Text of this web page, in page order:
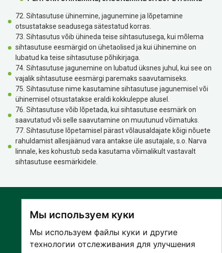
Мы используем куки
Мы используем файлы куки и другие
технологии отслеживания для улучшения
72. Sihtasutuse ühinemine, jagunemine ja lõpetamine
otsustatakse seadusega sätestatud korras.
73. Sihtasutus võib ühineda teise sihtasutusega, kui mõlema
sihtasutuse eesmärgid on ühetaolised ja kui ühinemine on
lubatud ka teise sihtasutuse põhikirjaga.
74. Sihtasutuse jagunemine on lubatud üksnes juhul, kui see on
vajalik sihtasutuse eesmärgi paremaks saavutamiseks.
75. Sihtasutuse nime kasutamine sihtasutuse jagunemisel või
ühinemisel otsustatakse eraldi kokkuleppe alusel.
76. Sihtasutuse võib lõpetada, kui sihtasutuse eesmärk on
saavutatud või selle saavutamine on muutunud võimatuks.
77. Sihtasutuse lõpetamisel pärast võlausaldajate kõigi nõuete
rahuldamist allesjäänud vara antakse üle asutajale, s.o. Narva
linnale, kes kohustub seda kasutama võimalikult vastavalt
sihtasutuse eesmärkidele.